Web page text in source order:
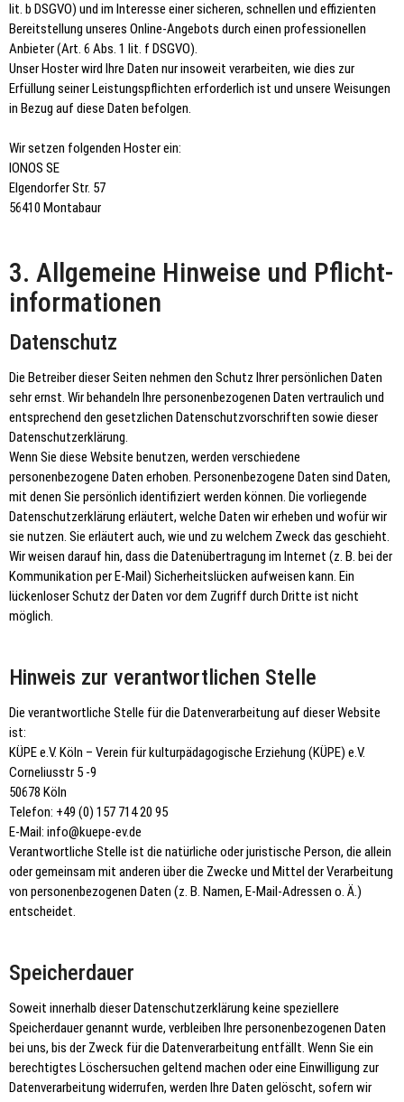
lit. b DSGVO) und im Interesse einer sicheren, schnellen und effizienten
Bereitstellung unseres Online-Angebots durch einen professionellen
Anbieter (Art. 6 Abs. 1 lit. f DSGVO).
Unser Hoster wird Ihre Daten nur insoweit verarbeiten, wie dies zur
Erfüllung seiner Leistungspflichten erforderlich ist und unsere Weisungen
in Bezug auf diese Daten befolgen.
Wir setzen folgenden Hoster ein:
IONOS SE
Elgendorfer Str. 57
56410 Montabaur
3. Allgemeine Hinweise und Pflicht­
informationen
Datenschutz
Die Betreiber dieser Seiten nehmen den Schutz Ihrer persönlichen Daten
sehr ernst. Wir behandeln Ihre personenbezogenen Daten vertraulich und
entsprechend den gesetzlichen Datenschutzvorschriften sowie dieser
Datenschutzerklärung.
Wenn Sie diese Website benutzen, werden verschiedene
personenbezogene Daten erhoben. Personenbezogene Daten sind Daten,
mit denen Sie persönlich identifiziert werden können. Die vorliegende
Datenschutzerklärung erläutert, welche Daten wir erheben und wofür wir
sie nutzen. Sie erläutert auch, wie und zu welchem Zweck das geschieht.
Wir weisen darauf hin, dass die Datenübertragung im Internet (z. B. bei der
Kommunikation per E-Mail) Sicherheitslücken aufweisen kann. Ein
lückenloser Schutz der Daten vor dem Zugriff durch Dritte ist nicht
möglich.
Hinweis zur verantwortlichen Stelle
Die verantwortliche Stelle für die Datenverarbeitung auf dieser Website
ist:
KÜPE e.V. Köln – Verein für kulturpädagogische Erziehung (KÜPE) e.V.
Corneliusstr 5 -9
50678 Köln
Telefon: +49 (0) 157 714 20 95
E-Mail: info@kuepe-ev.de
Verantwortliche Stelle ist die natürliche oder juristische Person, die allein
oder gemeinsam mit anderen über die Zwecke und Mittel der Verarbeitung
von personenbezogenen Daten (z. B. Namen, E-Mail-Adressen o. Ä.)
entscheidet.
Speicherdauer
Soweit innerhalb dieser Datenschutzerklärung keine speziellere
Speicherdauer genannt wurde, verbleiben Ihre personenbezogenen Daten
bei uns, bis der Zweck für die Datenverarbeitung entfällt. Wenn Sie ein
berechtigtes Löschersuchen geltend machen oder eine Einwilligung zur
Datenverarbeitung widerrufen, werden Ihre Daten gelöscht, sofern wir